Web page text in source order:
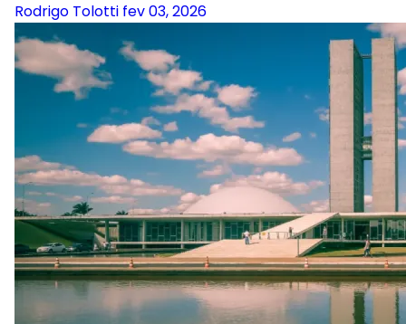
Rodrigo Tolotti fev 03, 2026